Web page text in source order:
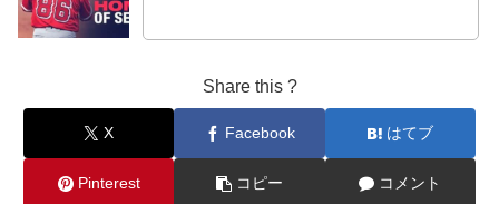
Share this ?
X Facebook はてブ
Pinterest コピー コメント